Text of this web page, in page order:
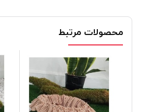
محصولات مرتبط